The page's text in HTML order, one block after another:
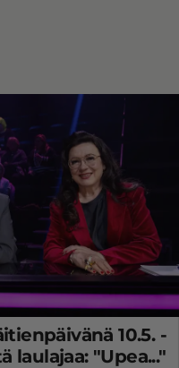
10.5. -
laulajaa: "Upea..."